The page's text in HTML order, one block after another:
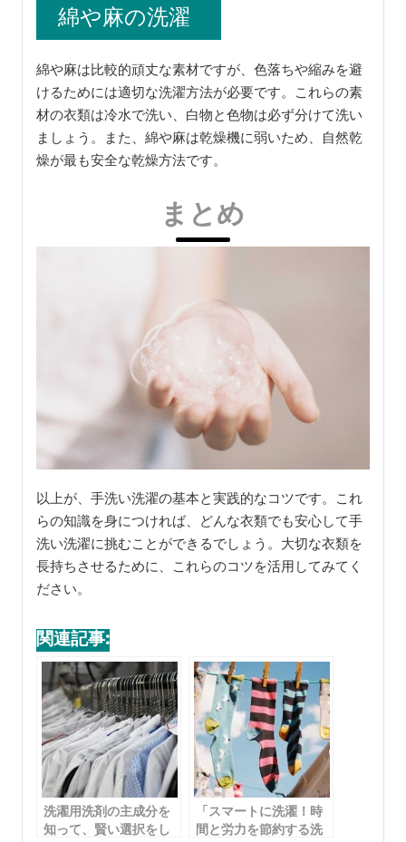
綿や麻の洗濯
綿や麻は比較的頑丈な素材ですが、色落ちや縮みを避
けるためには適切な洗濯方法が必要です。これらの素
材の衣類は冷水で洗い、白物と色物は必ず分けて洗い
ましょう。また、綿や麻は乾燥機に弱いため、自然乾
燥が最も安全な乾燥方法です。
まとめ
以上が、手洗い洗濯の基本と実践的なコツです。これ
らの知識を身につければ、どんな衣類でも安心して手
洗い洗濯に挑むことができるでしょう。大切な衣類を
長持ちさせるために、これらのコツを活用してみてく
ださい。
関連記事:
洗濯用洗剤の主成分を
知って、賢い選択をし
「スマートに洗濯！時
間と労力を節約する洗